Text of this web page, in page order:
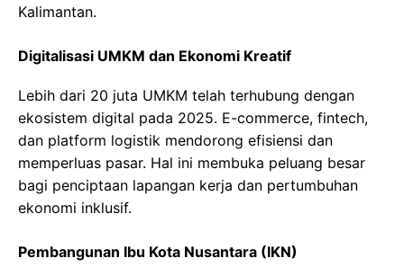
Kalimantan.
Digitalisasi UMKM dan Ekonomi Kreatif
Lebih dari 20 juta UMKM telah terhubung dengan
ekosistem digital pada 2025. E-commerce, fintech,
dan platform logistik mendorong efisiensi dan
memperluas pasar. Hal ini membuka peluang besar
bagi penciptaan lapangan kerja dan pertumbuhan
ekonomi inklusif.
Pembangunan Ibu Kota Nusantara (IKN)